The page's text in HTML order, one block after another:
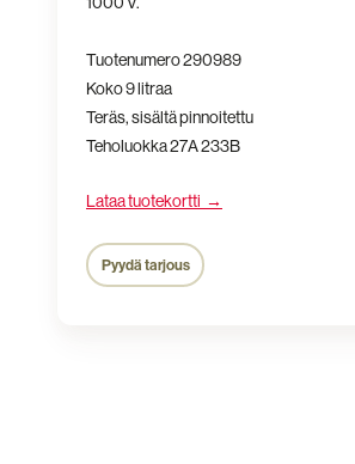
Tuotenumero 290989
Koko 9 litraa
Teräs, sisältä pinnoitettu
Teholuokka 27A 233B
Lataa tuotekortti →
Pyydä tarjous